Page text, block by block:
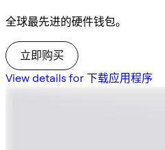
全球最先进的硬件钱包。
立即购买
View details for 下载应用程序